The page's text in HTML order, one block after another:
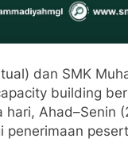
dan SMK
building
Ahad–Senin